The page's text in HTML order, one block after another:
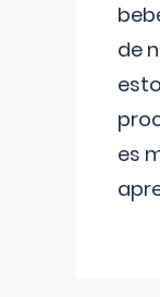
de
es